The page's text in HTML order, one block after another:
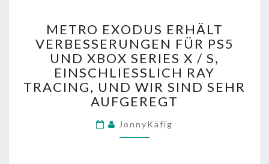
EXODUS
ERHÄLT
VERBESSERUNGEN
FÜR
PS5
UND
XBOX
SERIES
X
METRO EXODUS ERHÄLT
VERBESSERUNGEN FÜR PS5
UND XBOX SERIES X / S,
EINSCHLIESSLICH RAY T
RACING, UND WIR SIND SEHR A
UFGEREGT
JonnyKäfig